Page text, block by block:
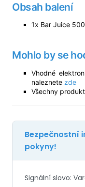
Obsah balení
1x Bar Juice
Mohlo by se
Vhodné
naleznete zde
Všechny